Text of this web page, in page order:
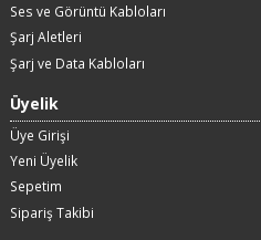
Ses ve Görüntü Kabloları
Şarj Aletleri
Şarj ve Data Kabloları
Üyelik
Üye Girişi
Yeni Üyelik
Sepetim
Sipariş Takibi